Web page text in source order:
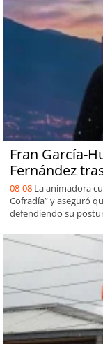
Fran García-
Fernández
08-08 La animadora
Cofradía” y aseguró
defendiendo su